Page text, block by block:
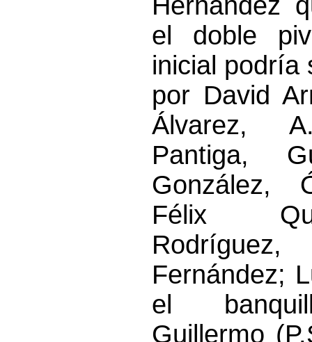
el doble
inicial podría
por David
Álvarez,
Pantiga,
González,
Félix
Fernández;
el
Guillermo